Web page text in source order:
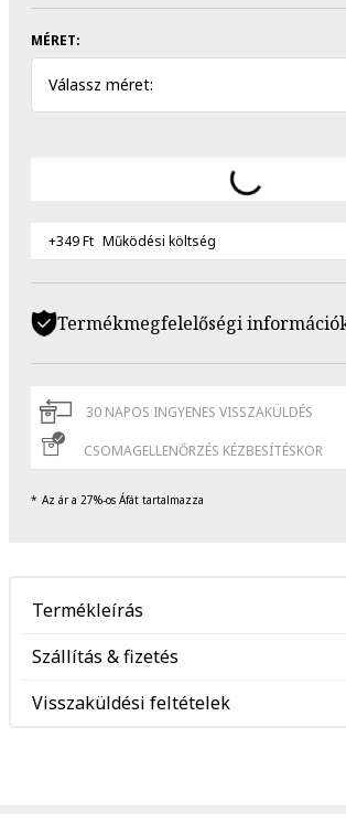
MÉRET:
Válassz méret:
+349 Ft Működési költség
Termékmegfelelőségi
30 NAPOS INGYENES VISSZAKÜLDÉS
CSOMAGELLENŐRZÉS KÉZBESÍTÉSKOR
Az ár a 27%-os Áfát tartalmazza
Termékleírás
Szállítás & fizetés
Visszaküldési feltételek